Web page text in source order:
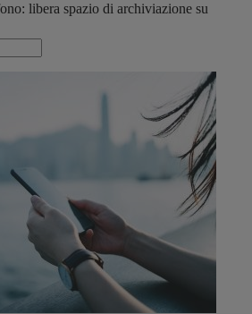
libera spazio di archiviazione su